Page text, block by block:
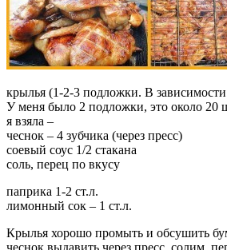
крылья (1-2-3 подложки. В зависимости
У меня было 2 подложки, это около 20
я взяла –
чеснок – 4 зубчика (через пресс)
соевый соус 1/2 стакана
соль, перец по вкусу
паприка 1-2 ст.л.
лимонный сок – 1 ст.л.
Крылья хорошо промыть и обсушить